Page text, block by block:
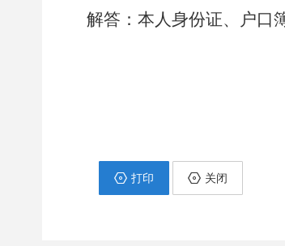
解答：本人身份证、户口
打印 关闭